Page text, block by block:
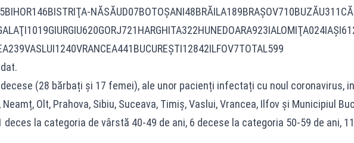
(28 bărbați și 17 femei), ale unor pacienți infectați cu noul coronavirus,
Olt, Prahova, Sibiu, Suceava, Timiș, Vaslui, Vrancea, Ilfov și Municipiul
la categoria de vârstă 40-49 de ani, 6 decese la categoria 50-59 de ani,